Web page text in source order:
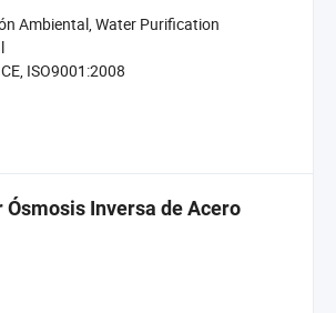
Ambiental, Water Purification
CE, ISO9001:2008
Inversa de Acero